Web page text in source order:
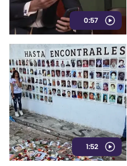
0:57
1:52